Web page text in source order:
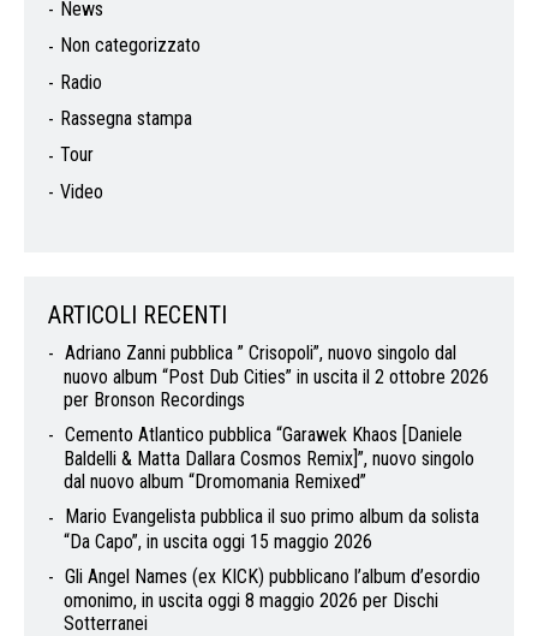
News
Non categorizzato
Radio
Rassegna stampa
Tour
Video
ARTICOLI RECENTI
Adriano Zanni pubblica ” Crisopoli”, nuovo singolo dal
nuovo album “Post Dub Cities” in uscita il 2 ottobre 2026
per Bronson Recordings
Cemento Atlantico pubblica “Garawek Khaos [Daniele
Baldelli & Matta Dallara Cosmos Remix]”, nuovo singolo
dal nuovo album “Dromomania Remixed”
Mario Evangelista pubblica il suo primo album da solista
“Da Capo”, in uscita oggi 15 maggio 2026
Gli Angel Names (ex KICK) pubblicano l’album d’esordio
omonimo, in uscita oggi 8 maggio 2026 per Dischi
Sotterranei